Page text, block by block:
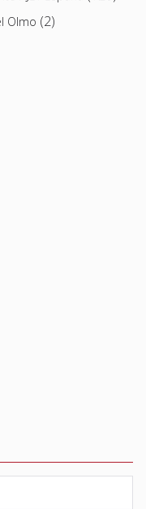
Olmo (2)